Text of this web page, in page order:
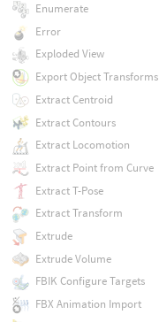
Enumerate
Error
Exploded View
Export Object Transforms
Extract Centroid
Extract Contours
Extract Locomotion
Extract Point from Curve
Extract T-Pose
Extract Transform
Extrude
Extrude Volume
FBIK Configure Targets
FBX Animation Import